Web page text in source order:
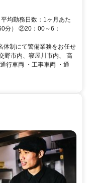
のアクセスです
均勤務日数：1ヶ月あた
分） ②20：00～6：
体制にて警備業務をお任せ
野市内、寝屋川市内、 高
行車両 ・工事車両 ・通